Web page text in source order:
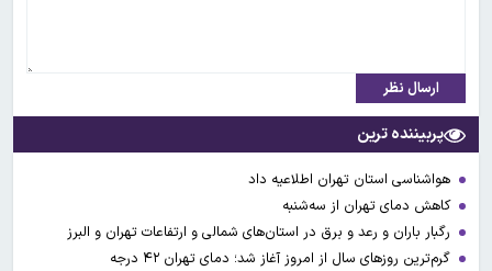
ارسال نظر
پربیننده ترین
هواشناسی استان تهران اطلاعیه داد
کاهش دمای تهران از سه‌شنبه
رگبار باران و رعد و برق در استان‌های شمالی و ارتفاعات تهران و البرز
گرم‌ترین روزهای سال از امروز آغاز شد؛ دمای تهران ۴۲ درجه